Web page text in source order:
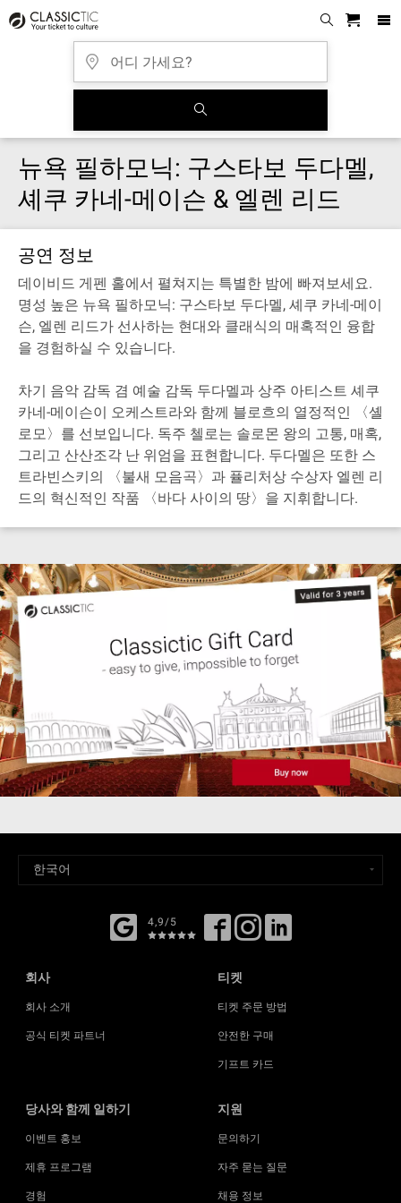
뉴욕 필하모닉: 구스타보 두다멜,
셰쿠 카네-메이슨 & 엘렌 리드
공연 정보
데이비드 게펜 홀에서 펼쳐지는 특별한 밤에 빠져보세요.
명성 높은 뉴욕 필하모닉: 구스타보 두다멜, 셰쿠 카네-메이
슨, 엘렌 리드가 선사하는 현대와 클래식의 매혹적인 융합
을 경험하실 수 있습니다.
차기 음악 감독 겸 예술 감독 두다멜과 상주 아티스트 셰쿠
카네-메이슨이 오케스트라와 함께 블로흐의 열정적인 〈셸
로모〉를 선보입니다. 독주 첼로는 솔로몬 왕의 고통, 매혹,
그리고 산산조각 난 위엄을 표현합니다. 두다멜은 또한 스
트라빈스키의 〈불새 모음곡〉과 퓰리처상 수상자 엘렌 리
드의 혁신적인 작품 〈바다 사이의 땅〉을 지휘합니다.
4,9/5
회사
회사 소개
공식 티켓 파트너
티켓
티켓 주문 방법
안전한 구매
기프트 카드
당사와 함께 일하기
이벤트 홍보
제휴 프로그램
경험
지원
문의하기
자주 묻는 질문
채용 정보